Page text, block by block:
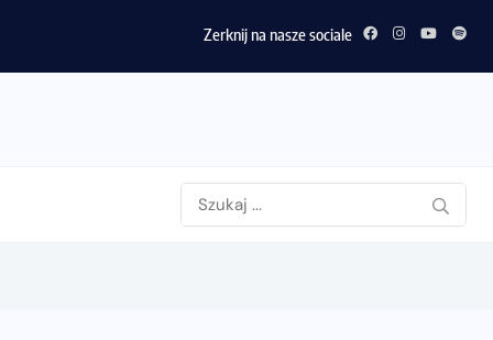
Zerknij na nasze sociale